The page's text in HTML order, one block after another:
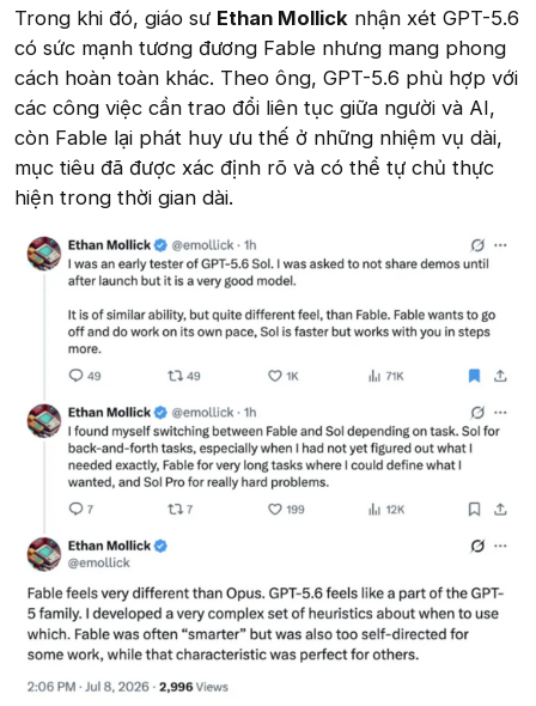
Trong khi đó, giáo sư Ethan Mollick nhận xét GPT-5.6
có sức mạnh tương đương Fable nhưng mang phong
cách hoàn toàn khác. Theo ông, GPT-5.6 phù hợp với
các công việc cần trao đổi liên tục giữa người và AI,
còn Fable lại phát huy ưu thế ở những nhiệm vụ dài,
mục tiêu đã được xác định rõ và có thể tự chủ thực
hiện trong thời gian dài.